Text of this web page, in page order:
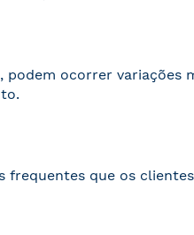
ocorrer variações
frequentes que os